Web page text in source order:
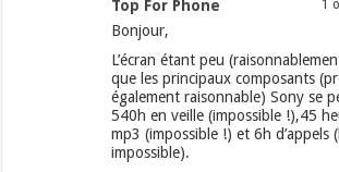
Top For Phone 1
Bonjour,
L’écran étant peu
que les principaux composants
également raisonnable) Sony se
540h en veille (impossible !),45
mp3 (impossible !) et 6h d’appels
impossible).